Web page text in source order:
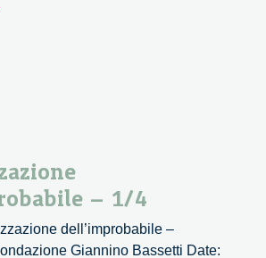
– 1/4
dell’improbabile –
Giannino Bassetti Date: